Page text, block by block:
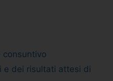
consuntivo
e dei risultati attesi di